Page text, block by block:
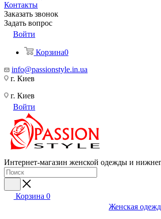
Контакты
Заказать звонок
Задать вопрос
Войти
Корзина0
info@passionstyle.in.ua
г. Киев
г. Киев
Войти
Интернет-магазин женской одежды и
Корзина 0
Женская